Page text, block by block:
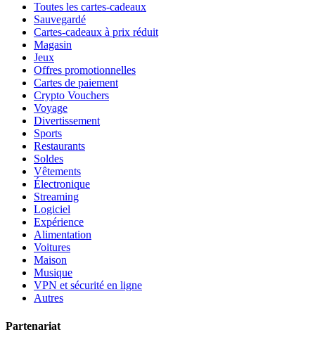
Toutes les cartes-cadeaux
Sauvegardé
Cartes-cadeaux à prix réduit
Magasin
Jeux
Offres promotionnelles
Cartes de paiement
Crypto Vouchers
Voyage
Divertissement
Sports
Restaurants
Soldes
Vêtements
Électronique
Streaming
Logiciel
Expérience
Alimentation
Voitures
Maison
Musique
VPN et sécurité en ligne
Autres
Partenariat